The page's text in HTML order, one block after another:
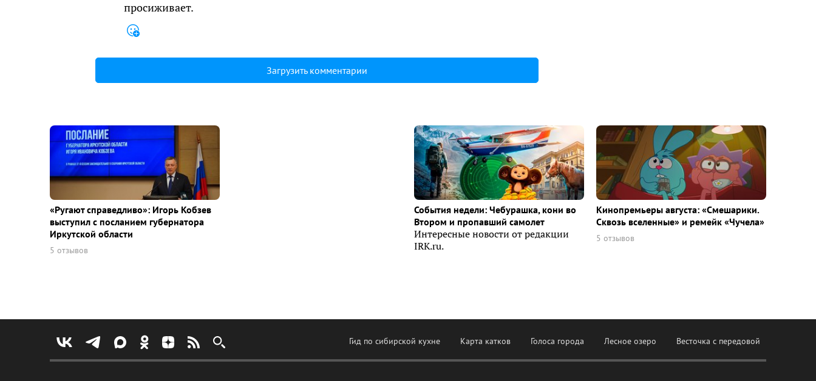
просиживает.
Загрузить комментарии
«Ругают справедливо»: Игорь Кобзев
выступил с посланием губернатора
Иркутской области
5 отзывов
События недели: Чебурашка, кони во
Втором и пропавший самолет
Интересные новости от редакции
IRK.ru.
Кинопремьеры августа: «Смешарики.
Сквозь вселенные» и ремейк «Чучела»
5 отзывов
Гид по сибирской кухне Карта катков Голоса города Лесное озеро Весточка с передовой